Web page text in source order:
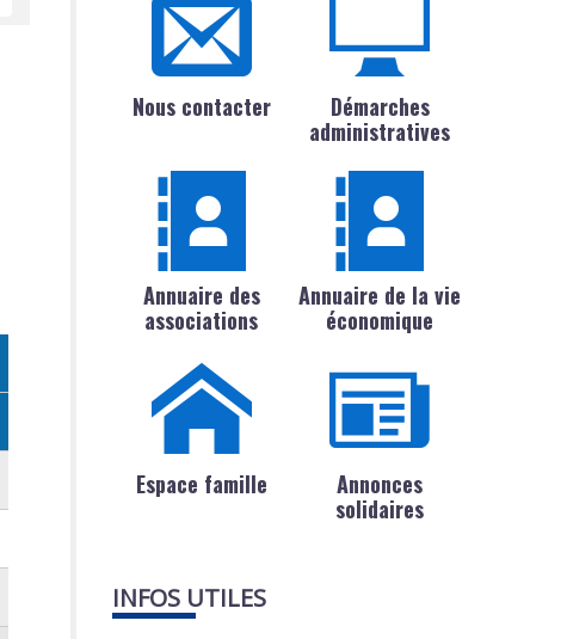
Nous contacter
Démarches
administratives
Annuaire des
associations
Annuaire de la vie
économique
Espace famille
Annonces
solidaires
INFOS UTILES